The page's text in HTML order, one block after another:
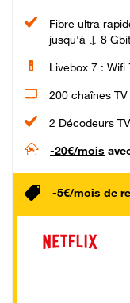
Fibre ultra
jusqu'à ↓ 8
Livebox 7 : Wifi
200 chaînes TV
2 Décodeurs
-20€/mois
-5€/mois de